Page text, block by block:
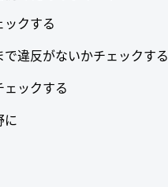
クする
違反がないかチェックする
ックする
に